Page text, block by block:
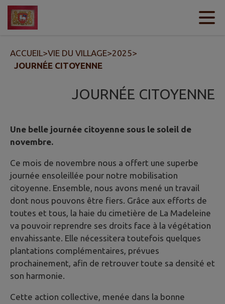
Contenu
ACCUEIL>VIE DU VILLAGE>2025>
JOURNÉE CITOYENNE
JOURNÉE CITOYENNE
Une belle journée citoyenne sous le soleil de
novembre.
Ce mois de novembre nous a offert une superbe
journée ensoleillée pour notre mobilisation
citoyenne. Ensemble, nous avons mené un travail
dont nous pouvons être fiers. Grâce aux efforts de
toutes et tous, la haie du cimetière de La Madeleine
va pouvoir reprendre ses droits face à la végétation
envahissante. Elle nécessitera toutefois quelques
plantations complémentaires, prévues
prochainement, afin de retrouver toute sa densité et
son harmonie.
Cette action collective, menée dans la bonne